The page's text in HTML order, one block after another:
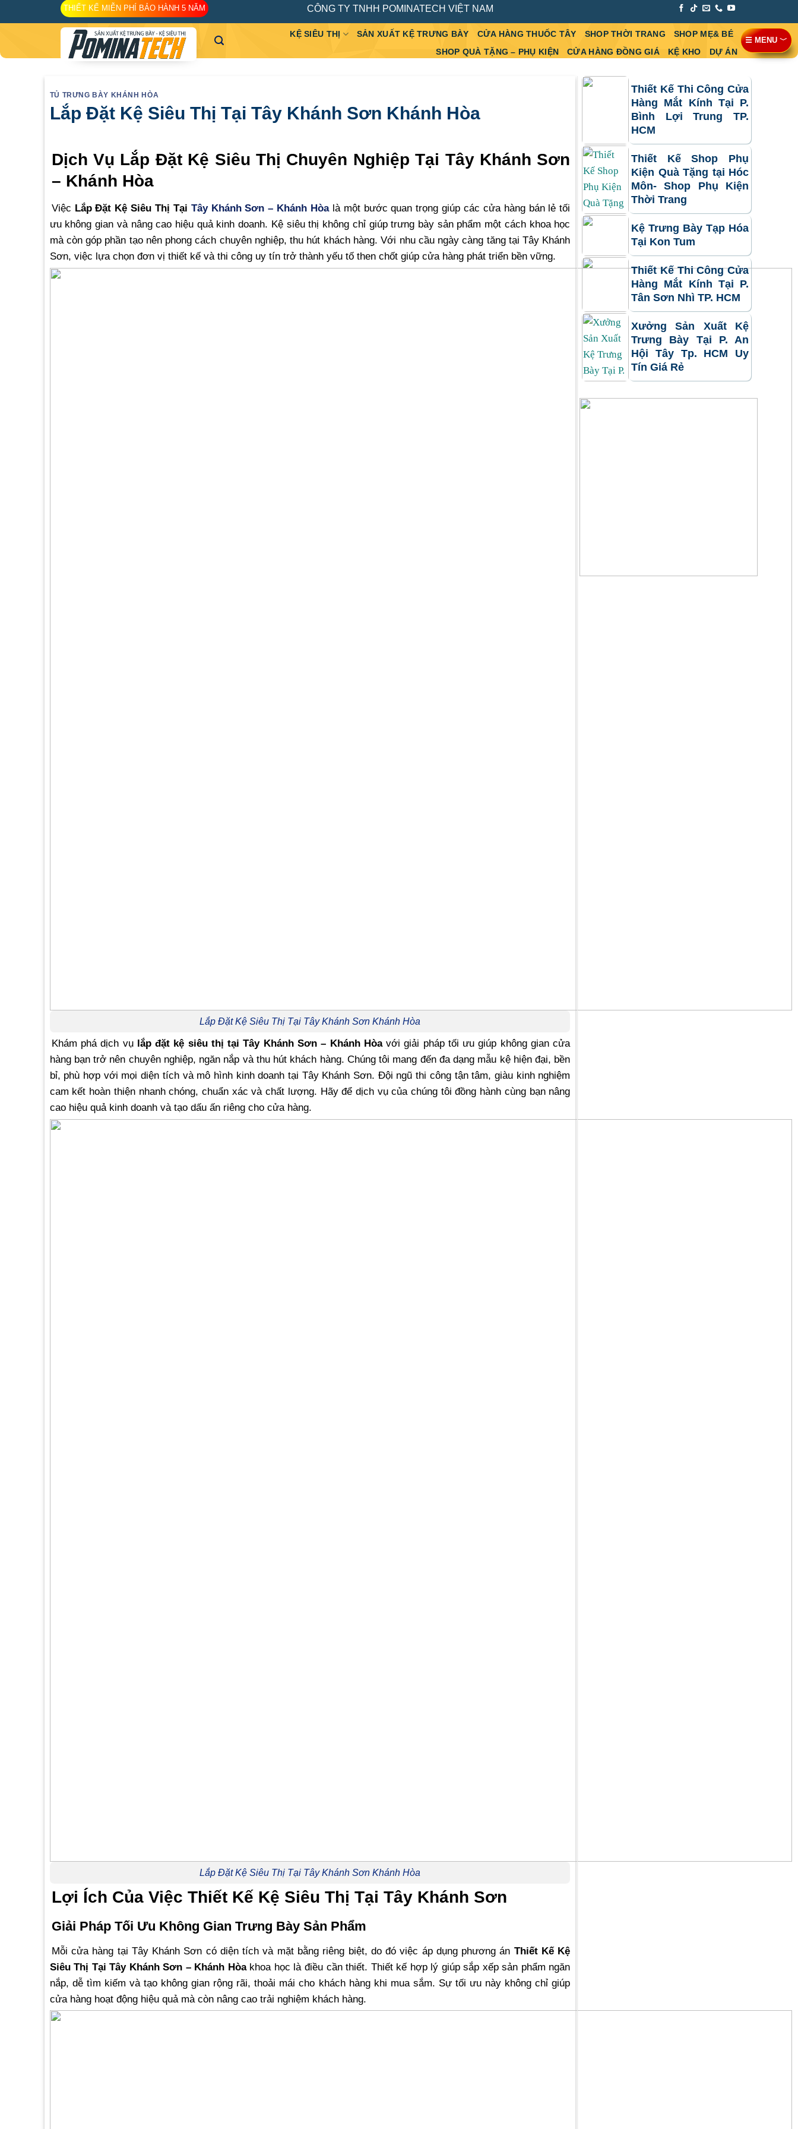
to
THIẾT KẾ MIỄN PHÍ BẢO HÀNH 5 NĂM CÔNG TY TNHH POMINATECH VIỆT NAM
KỆ SIÊU THỊ SẢN XUẤT KỆ TRƯNG BÀY CỬA HÀNG THUỐC TÂY SHOP THỜI TRANG
SHOP MẸ& BÉ
SHOP QUÀ TẶNG – PHỤ KIỆN
CỬA HÀNG ĐỒNG GIÁ KỆ KHO DỰ ÁN
TỦ TRƯNG BÀY KHÁNH HÒA
Lắp Đặt Kệ Siêu Thị Tại Tây Khánh Sơn Khánh Hòa
Dịch Vụ Lắp Đặt Kệ Siêu Thị Chuyên Nghiệp Tại Tây Khánh Sơn
– Khánh Hòa
Việc Lắp Đặt Kệ Siêu Thị Tại Tây Khánh Sơn – Khánh Hòalà một bước quan trọng giúp các cửa hàng bán lẻ tối
ưu không gian và nâng cao hiệu quả kinh doanh. Kệ siêu thị không chỉ giúp trưng bày sản phẩm một cách khoa học
mà còn góp phần tạo nên phong cách chuyên nghiệp, thu hút khách hàng. Với nhu cầu ngày càng tăng tại Tây Khánh
Sơn, việc lựa chọn đơn vị thiết kế và thi công uy tín trở thành yếu tố then chốt giúp cửa hàng phát triển bền vững.
Lắp Đặt Kệ Siêu Thị Tại Tây Khánh Sơn Khánh Hòa
Khám phá dịch vụ lắp đặt kệ siêu thị tại Tây Khánh Sơn – Khánh Hòavới giải pháp tối ưu giúp không gian cửa
hàng bạn trở nên chuyên nghiệp, ngăn nắp và thu hút khách hàng. Chúng tôi mang đến đa dạng mẫu kệ hiện đại, bền
bỉ, phù hợp với mọi diện tích và mô hình kinh doanh tại Tây Khánh Sơn. Đội ngũ thi công tận tâm, giàu kinh nghiệm
cam kết hoàn thiện nhanh chóng, chuẩn xác và chất lượng. Hãy để dịch vụ của chúng tôi đồng hành cùng bạn nâng
cao hiệu quả kinh doanh và tạo dấu ấn riêng cho cửa hàng.
Lắp Đặt Kệ Siêu Thị Tại Tây Khánh Sơn Khánh Hòa
Lợi Ích Của Việc Thiết Kế Kệ Siêu Thị Tại Tây Khánh Sơn
Giải Pháp Tối Ưu Không Gian Trưng Bày Sản Phẩm
Mỗi cửa hàng tại Tây Khánh Sơn có diện tích và mặt bằng riêng biệt, do đó việc áp dụng phương án Thiết Kế Kệ
Siêu Thị Tại Tây Khánh Sơn – Khánh Hòakhoa học là điều cần thiết. Thiết kế hợp lý giúp sắp xếp sản phẩm ngăn
nắp, dễ tìm kiếm và tạo không gian rộng rãi, thoải mái cho khách hàng khi mua sắm. Sự tối ưu này không chỉ giúp
cửa hàng hoạt động hiệu quả mà còn nâng cao trải nghiệm khách hàng.
Thiết Kế Thi Công Cửa
Hàng Mắt Kính Tại P.
Bình Lợi Trung TP.
HCM
Thiết Kế Shop Phụ
Kiện Quà Tặng tại Hóc
Môn- Shop Phụ Kiện
Thời Trang
Kệ Trưng Bày Tạp Hóa
Tại Kon Tum
Thiết Kế Thi Công Cửa
Hàng Mắt Kính Tại P.
Tân Sơn Nhì TP. HCM
Xưởng Sản Xuất Kệ
Trưng Bày Tại P. An
Hội Tây Tp. HCM Uy
Tín Giá Rẻ
☰ MENU ﹀